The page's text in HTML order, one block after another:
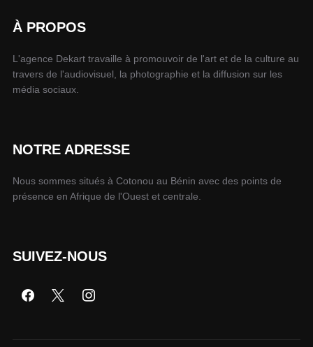
À PROPOS
L'agence Dekart travaille à promouvoir de l'art et de la culture au
travers de l'audiovisuel, la photographie et la diffusion sur les
média sociaux.
NOTRE ADRESSE
Nous sommes situés à Cotonou au Bénin avec des points de
présence en Afrique de l'Ouest et centrale.
SUIVEZ-NOUS